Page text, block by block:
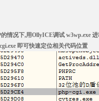
情况下,用OllyICE调试 w3wp.exe
即可快速定位相关代码位置